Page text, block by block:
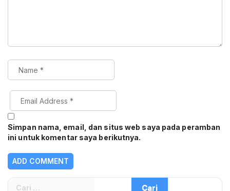
Simpan nama, email, dan situs web saya pada peramban
ini untuk komentar saya berikutnya.
Cari